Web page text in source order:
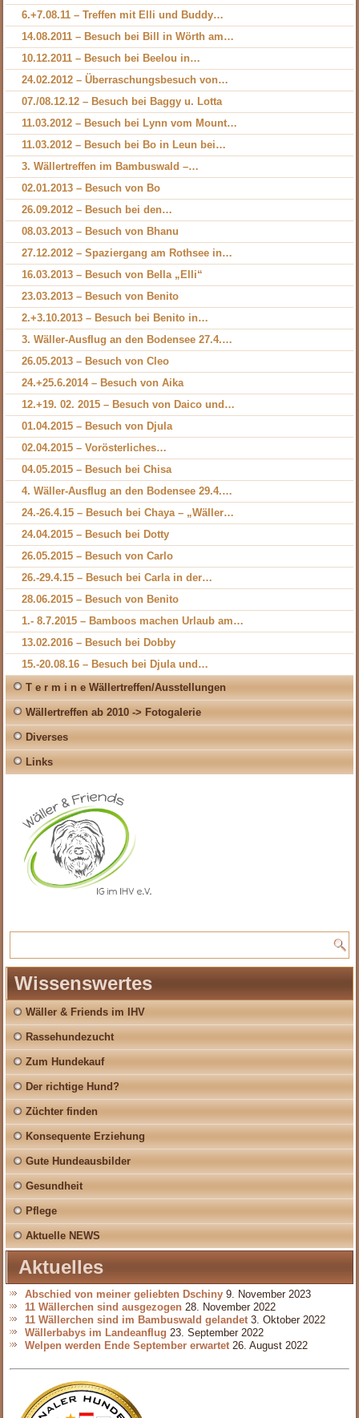
6.+7.08.11 – Treffen mit Elli und Buddy…
14.08.2011 – Besuch bei Bill in Wörth am…
10.12.2011 – Besuch bei Beelou in…
24.02.2012 – Überraschungsbesuch von…
07./08.12.12 – Besuch bei Baggy u. Lotta
11.03.2012 – Besuch bei Lynn vom Mount…
11.03.2012 – Besuch bei Bo in Leun bei…
3. Wällertreffen im Bambuswald –…
02.01.2013 – Besuch von Bo
26.09.2012 – Besuch bei den…
08.03.2013 – Besuch von Bhanu
27.12.2012 – Spaziergang am Rothsee in…
16.03.2013 – Besuch von Bella „Elli“
23.03.2013 – Besuch von Benito
2.+3.10.2013 – Besuch bei Benito in…
3. Wäller-Ausflug an den Bodensee 27.4.…
26.05.2013 – Besuch von Cleo
24.+25.6.2014 – Besuch von Aika
12.+19. 02. 2015 – Besuch von Daico und…
01.04.2015 – Besuch von Djula
02.04.2015 – Vorösterliches…
04.05.2015 – Besuch bei Chisa
4. Wäller-Ausflug an den Bodensee 29.4.…
24.-26.4.15 – Besuch bei Chaya – „Wäller…
24.04.2015 – Besuch bei Dotty
26.05.2015 – Besuch von Carlo
26.-29.4.15 – Besuch bei Carla in der…
28.06.2015 – Besuch von Benito
1.- 8.7.2015 – Bamboos machen Urlaub am…
13.02.2016 – Besuch bei Dobby
15.-20.08.16 – Besuch bei Djula und…
T e r m i n e Wällertreffen/Ausstellungen
Wällertreffen ab 2010 -> Fotogalerie
Diverses
Links
Wissenswertes
Wäller & Friends im IHV
Rassehundezucht
Zum Hundekauf
Der richtige Hund?
Züchter finden
Konsequente Erziehung
Gute Hundeausbilder
Gesundheit
Pflege
Aktuelle NEWS
Aktuelles
Abschied von meiner geliebten Dschiny 9. November 2023
11 Wällerchen sind ausgezogen 28. November 2022
11 Wällerchen sind im Bambuswald gelandet 3. Oktober 2022
Wällerbabys im Landeanflug 23. September 2022
Welpen werden Ende September erwartet 26. August 2022